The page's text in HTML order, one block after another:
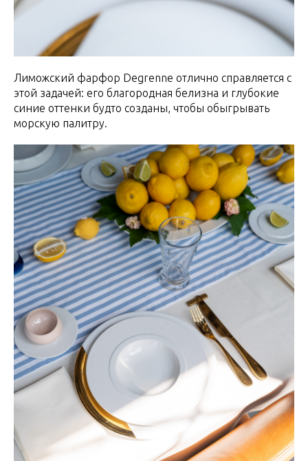
Лиможский фарфор Degrenne отлично справляется с
этой задачей: его благородная белизна и глубокие
синие оттенки будто созданы, чтобы обыгрывать
морскую палитру.